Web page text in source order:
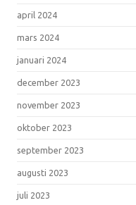
april 2024
mars 2024
januari 2024
december 2023
november 2023
oktober 2023
september 2023
augusti 2023
juli 2023